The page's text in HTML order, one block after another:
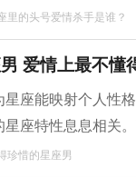
里的头号爱情杀手是谁？
爱情上最不懂
座能映射个人性
座特性息息相关
珍惜的星座男